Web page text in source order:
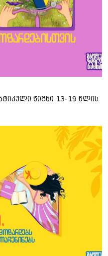
წიგნი 13-19 წლის